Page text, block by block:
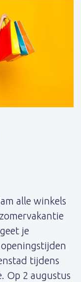
alle winkels
je
tijdens
Op 2 augustus